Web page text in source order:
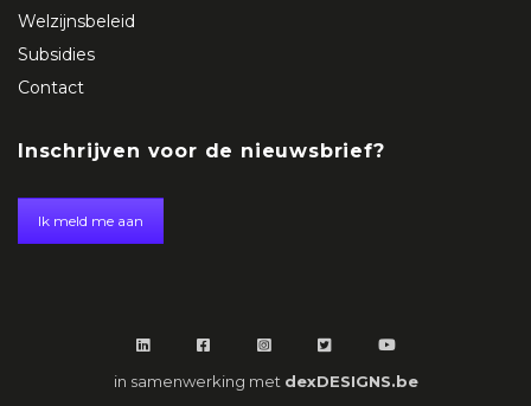
Welzijnsbeleid
Subsidies
Contact
Inschrijven voor de nieuwsbrief?
Ik meld me aan
in samenwerking met dexDESIGNS.be